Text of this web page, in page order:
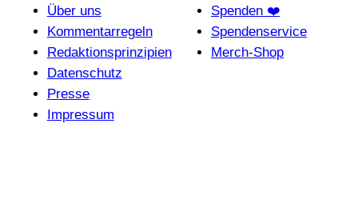
Über uns
Kommentarregeln
Redak­ti­ons­prin­zi­pien
Daten­schutz
Presse
Impressum
Spenden ❤️
Spendenservice
Merch-Shop